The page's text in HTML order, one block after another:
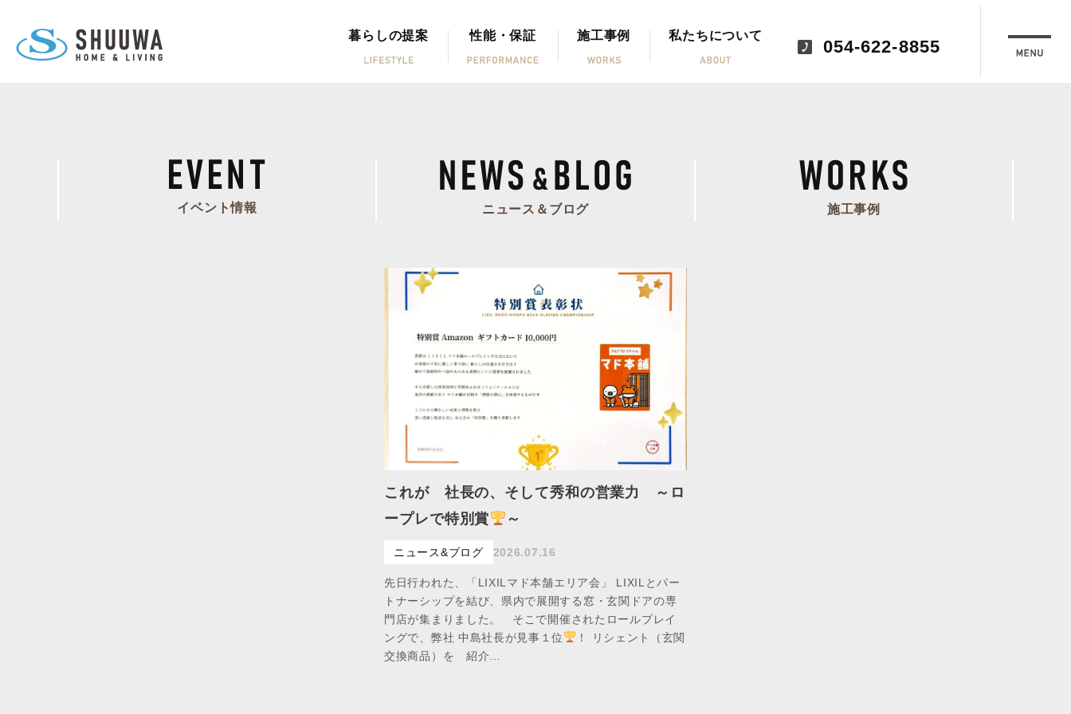
暮らしの提案 性能・保証 施工事例 私たちについて
054-622-8855
イベント情報 ニュース＆ブログ 施工事例
これが 社長の、そして秀和の営業力 ～ロ
ープレで特別賞
～
ニュース&ブログ 2026.07.16
先日行われた、「LIXILマド本舗エリア会」 LIXILとパー
トナーシップを結び、県内で展開する窓・玄関ドアの専
門店が集まりました。 そこで開催されたロールプレイ
ングで、弊社 中島社長が見事１位
！ リシェント（玄関
交換商品）を 紹介…